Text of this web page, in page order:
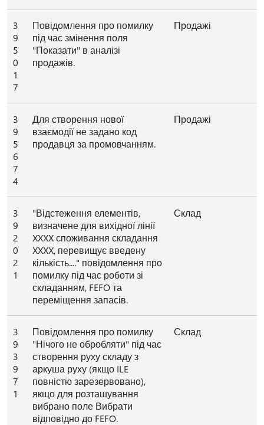
3
9
5
0
1
7
Повідомлення про помилку
під час змінення поля
"Показати" в аналізі
продажів.
Продажі
3
9
5
6
7
4
Для створення нової
взаємодії не задано код
продавця за промовчанням.
Продажі
3
9
2
0
2
1
"Відстеження елементів,
визначене для вихідної лінії
XXXX споживання складання
XXXX, перевищує введену
кількість...." повідомлення про
помилку під час роботи зі
складанням, FEFO та
переміщення запасів.
Склад
3
9
3
9
7
1
Повідомлення про помилку
"Нічого не обробляти" під час
створення руху складу з
аркуша руху (якщо ILE
повністю зарезервовано),
якщо для розташування
вибрано поле Вибрати
відповідно до FEFO.
Склад